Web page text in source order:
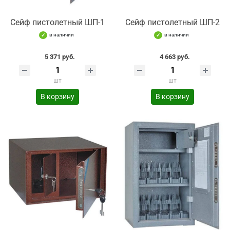
Сейф пистолетный ШП-1
в наличии
5 371 руб.
шт
В корзину
Сейф пистолетный ШП-2
в наличии
4 663 руб.
шт
В корзину